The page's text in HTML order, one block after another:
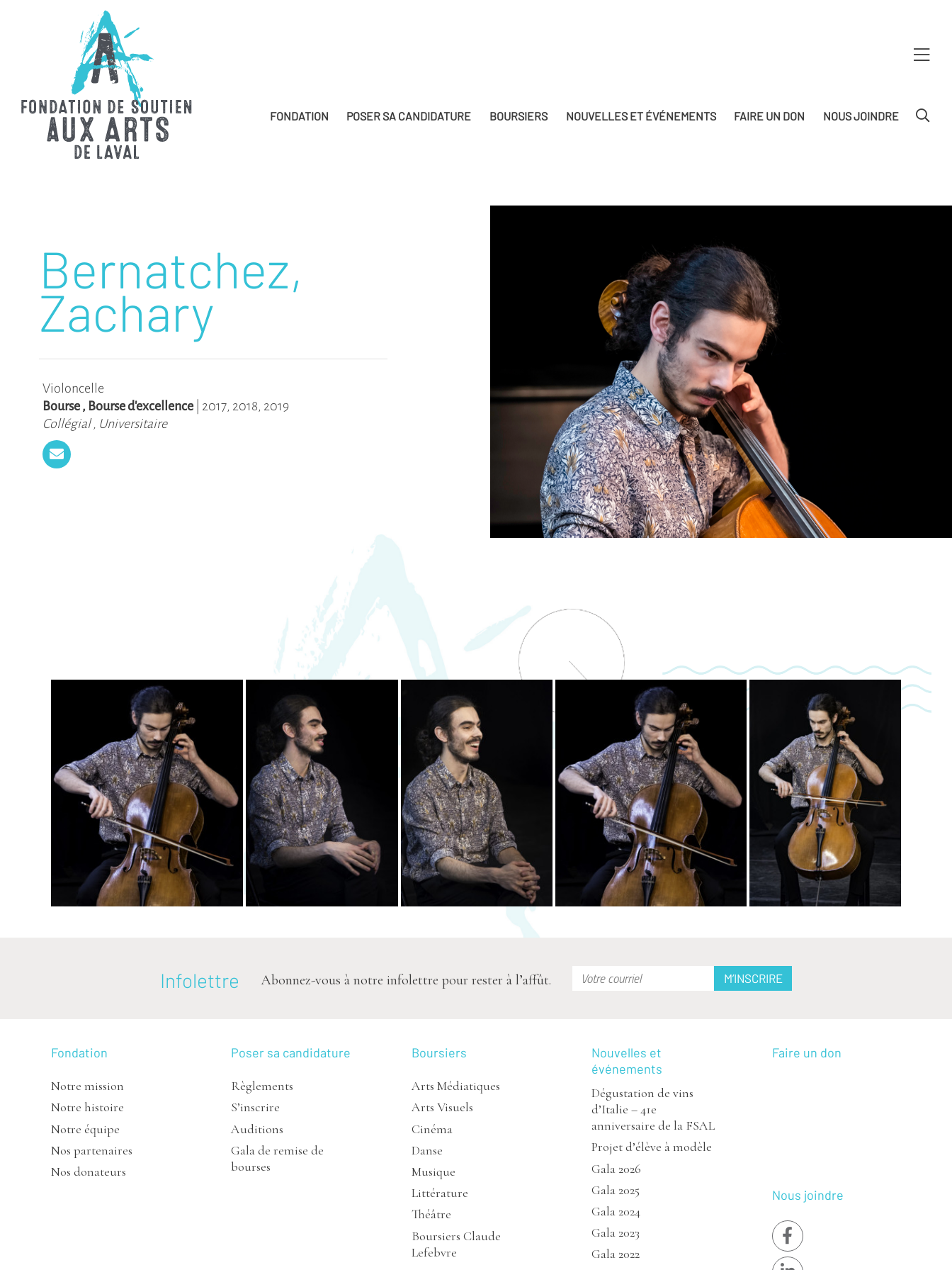
FONDATION POSER SA CANDIDATURE BOURSIERS NOUVELLES ET ÉVÉNEMENTS FAIRE UN DON NOUS JOINDRE
Bernatchez,
Zachary
Violoncelle
Bourse , Bourse d'excellence 2017, 2018, 2019
Collégial, Universitaire
Infolettre Abonnez-vous à notre infolettre pour rester à l’affût.
Fondation
Notre mission
Notre histoire
Notre équipe
Nos partenaires
Nos donateurs
Poser sa candidature
Règlements
S’inscrire
Auditions
Gala de remise de
bourses
Boursiers
Arts Médiatiques
Arts Visuels
Cinéma
Danse
Musique
Littérature
Théâtre
Boursiers Claude
Lefebvre
Nouvelles et
événements
Dégustation de vins
d’Italie – 41e
anniversaire de la FSAL
Projet d’élève à modèle
Gala 2026
Gala 2025
Gala 2024
Gala 2023
Gala 2022
Faire un don
Nous joindre